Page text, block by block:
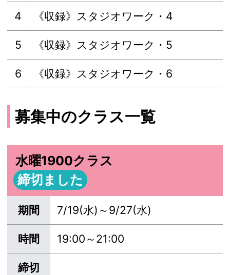
4 《収録》スタジオワーク・4
5 《収録》スタジオワーク・5
6 《収録》スタジオワーク・6
募集中のクラス一覧
水曜1900クラス
締切ました
期間 7/19(水)～9/27(水)
時間 19:00～21:00
締切